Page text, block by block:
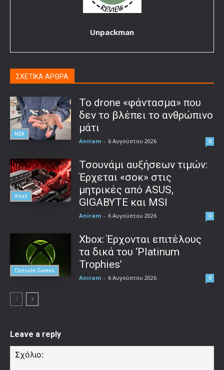
Unpackman
ΣΧΕΤΙΚΑ ΑΡΘΡΑ
ΝΕΑ
Το drone «φάντασμα» που
δεν το βλέπει το ανθρώπινο
μάτι
Aniram - 6 Αυγούστου 2026 0
Asus
Τσουνάμι αυξήσεων τιμών:
Έρχεται «σοκ» στις
μητρικές από ASUS,
GIGABYTE και MSI
Aniram - 6 Αυγούστου 2026 0
Console Games
Xbox: Έρχονται επιτέλους
τα δικά του ‘Platinum
Trophies’
Aniram - 6 Αυγούστου 2026 0
Leave a reply